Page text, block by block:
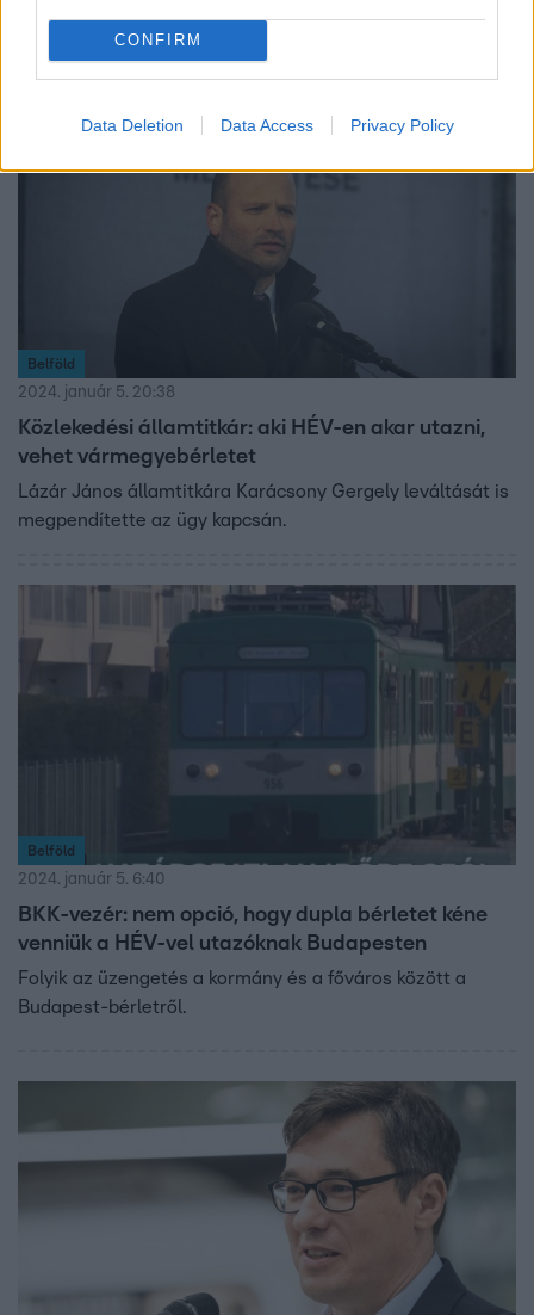
CONFIRM
Data Deletion Data Access Privacy Policy
bejegyzést, akkor „ezzel öngyilkosságot követett el”.
Belföld
2024. január 5. 20:38
Közlekedési államtitkár: aki HÉV-en akar utazni,
vehet vármegyebérletet
Lázár János államtitkára Karácsony Gergely leváltását is
megpendítette az ügy kapcsán.
Belföld
2024. január 5. 6:40
BKK-vezér: nem opció, hogy dupla bérletet kéne
venniük a HÉV-vel utazóknak Budapesten
Folyik az üzengetés a kormány és a főváros között a
Budapest-bérletről.